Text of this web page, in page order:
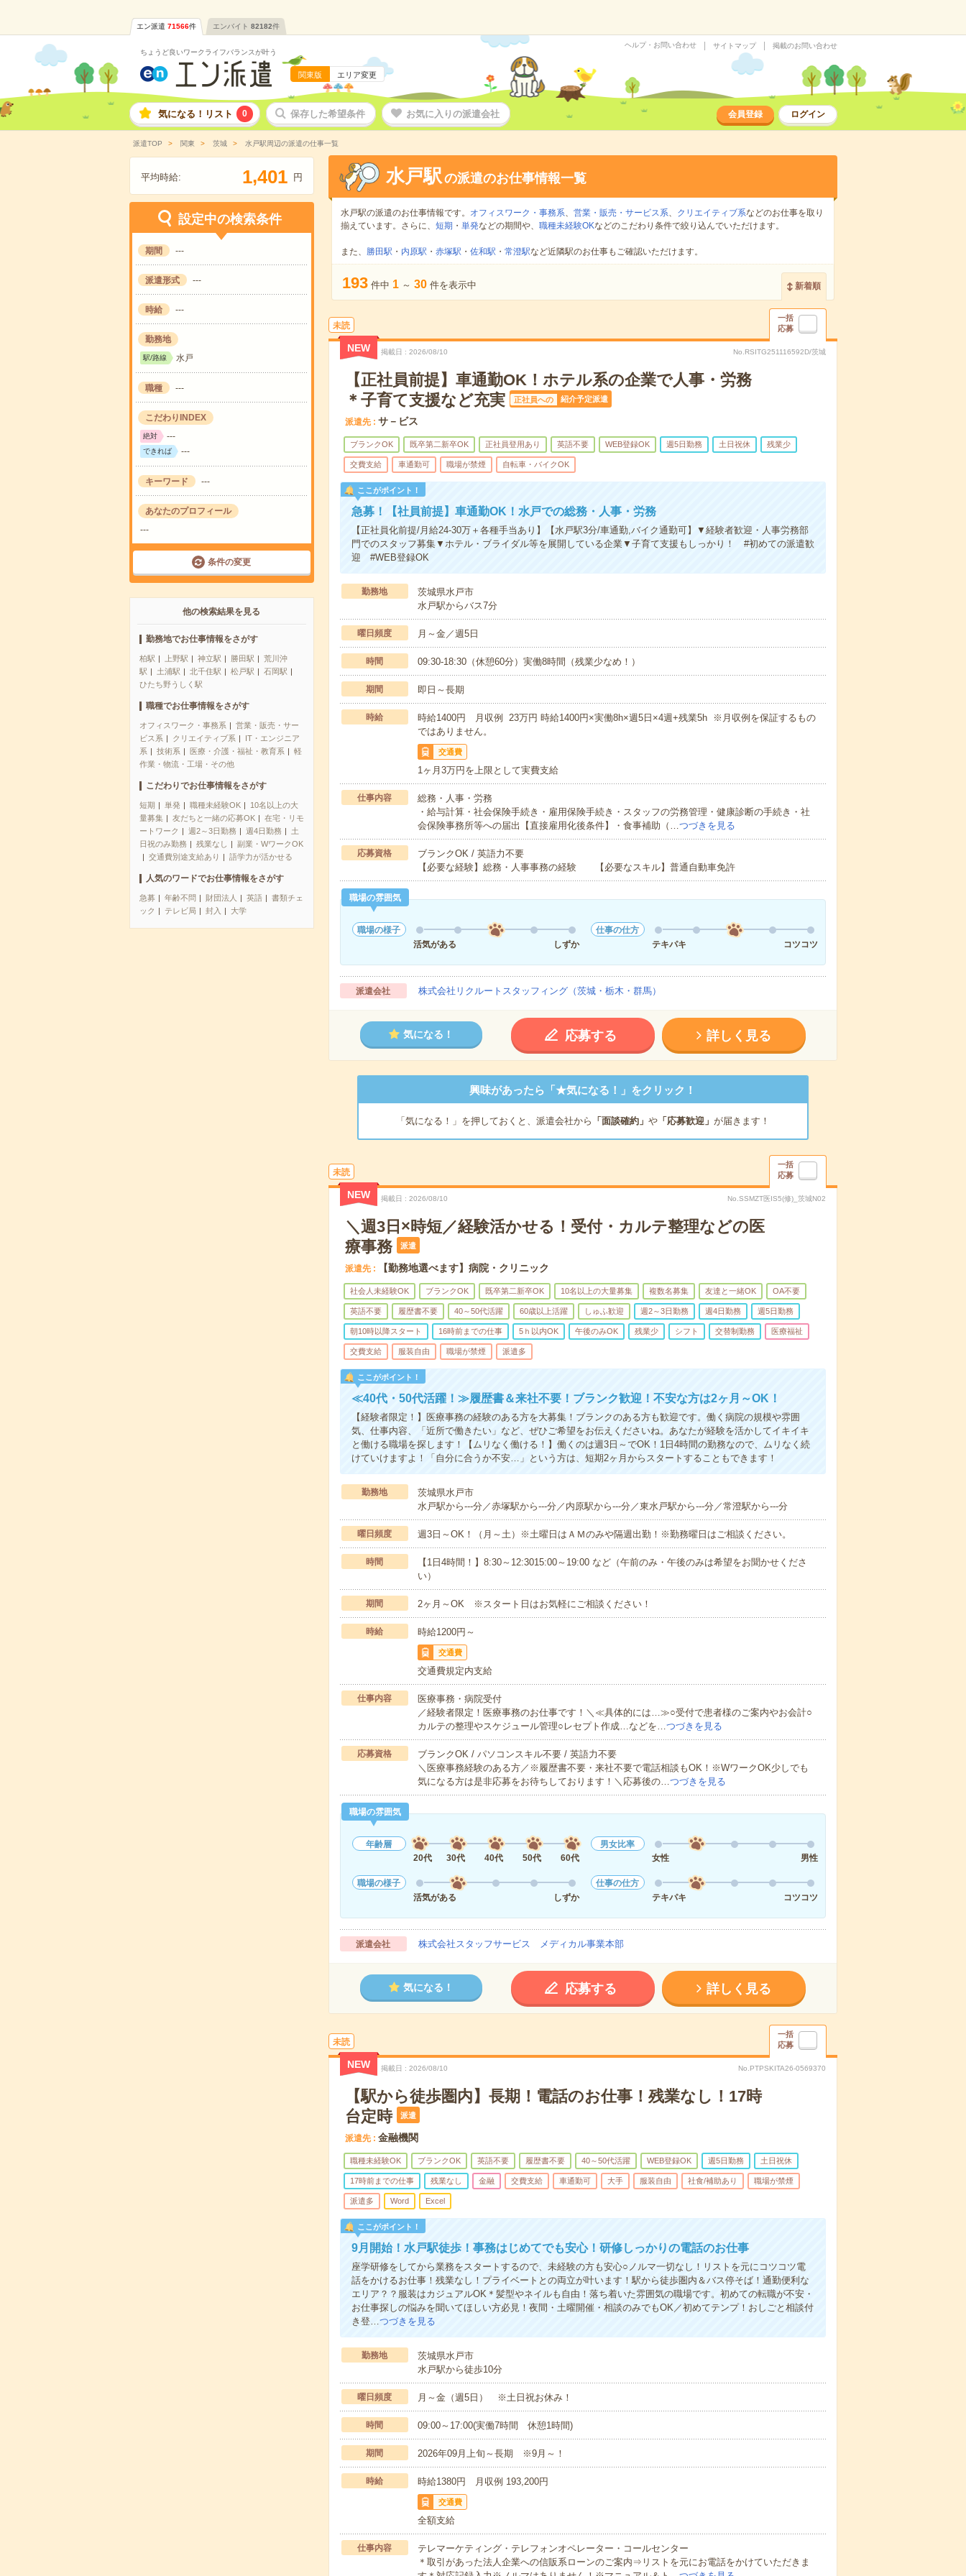
エン派遣 71566件 エンバイト 82182件
ちょうど良いワークライフバランスが叶う
関東版 エリア変更
ヘルプ・お問い合わせ サイトマップ 掲載のお問い合わせ
気になる！リスト 0 保存した希望条件 お気に入りの派遣会社 会員登録 ログイン
派遣TOP 関東 茨城 水戸駅周辺の派遣の仕事一覧
平均時給: 1,401 円
設定中の検索条件
期間 ---
派遣形式 ---
時給 ---
勤務地
駅/路線 水戸
職種 ---
こだわりINDEX
絶対 ---
できれば ---
キーワード ---
あなたのプロフィール
---
条件の変更
他の検索結果を見る
勤務地でお仕事情報をさがす
柏駅 上野駅 神立駅 勝田駅
荒川沖
駅
土浦駅 北千住駅 松戸駅
石岡駅
ひたち野うしく駅
職種でお仕事情報をさがす
オフィスワーク・事務系
営業・販売・サー
ビス系
クリエイティブ系
IT・エンジニア
系
技術系 医療・介護・福祉・教育系
軽
作業・物流・工場・その他
こだわりでお仕事情報をさがす
短期 単発 職種未経験OK
10名以上の大
量募集
友だちと一緒の応募OK
在宅・リモ
ートワーク
週2～3日勤務 週4日勤務
土
日祝のみ勤務
残業なし
副業・WワークOK
交通費別途支給あり
語学力が活かせる
人気のワードでお仕事情報をさがす
急募 年齢不問 財団法人 英語
書類チェ
ック
テレビ局 封入 大学
水戸駅の派遣のお仕事情報一覧
水戸駅の派遣のお仕事情報です。 オフィスワーク・事務系、 営業・販売・サービス系、 クリエイティブ系などのお仕事を取り
揃えています。さらに、 短期 ・ 単発などの期間や、 職種未経験OKなどのこだわり条件で絞り込んでいただけます。
また、 勝田駅 ・ 内原駅 ・ 赤塚駅 ・ 佐和駅 ・ 常澄駅など近隣駅のお仕事もご確認いただけます。
193 件中 1 ～ 30 件を表示中 新着順
未読
一括
応募
NEW 掲載日 2026/08/10 No.RSITG251116592D/茨城
【正社員前提】車通勤OK！ホテル系の企業で人事・労務
＊子育て支援など充実
正社員への 紹介予定派遣
派遣先 サ－ビス
ブランクOK 既卒第二新卒OK 正社員登用あり 英語不要 WEB登録OK 週5日勤務 土日祝休 残業少
交費支給 車通勤可 職場が禁煙 自転車・バイクOK
ここがポイント！
急募！【社員前提】車通勤OK！水戸での総務・人事・労務
【正社員化前提/月給24-30万＋各種手当あり】【水戸駅3分/車通勤,バイク通勤可】▼経験者歓迎・人事労務部
門でのスタッフ募集▼ホテル・ブライダル等を展開している企業▼子育て支援もしっかり！ #初めての派遣歓
迎 #WEB登録OK
勤務地
茨城県水戸市
水戸駅からバス7分
曜日頻度 月～金／週5日
時間 09:30-18:30（休憩60分）実働8時間（残業少なめ！）
期間 即日～長期
時給
時給1400円 月収例 23万円 時給1400円×実働8h×週5日×4週+残業5h ※月収例を保証するもの
ではありません。
交通費
1ヶ月3万円を上限として実費支給
仕事内容
総務・人事・労務
・給与計算・社会保険手続き・雇用保険手続き・スタッフの労務管理・健康診断の手続き・社
会保険事務所等への届出【直接雇用化後条件】・食事補助（…つづきを見る
応募資格
ブランクOK / 英語力不要
【必要な経験】総務・人事事務の経験 【必要なスキル】普通自動車免許
職場の雰囲気
職場の様子
活気がある
しずか
仕事の仕方
テキパキ
コツコツ
派遣会社 株式会社リクルートスタッフィング（茨城・栃木・群馬）
気になる！ 応募する 詳しく見る
興味があったら「★気になる！」をクリック！
「気になる！」を押しておくと、派遣会社から 「面談確約」 や「応募歓迎」 が届きます！
未読
一括
応募
NEW 掲載日 2026/08/10 No.SSMZT医IS5(修)_茨城N02
＼週3日×時短／経験活かせる！受付・カルテ整理などの医
療事務
派遣
派遣先 【勤務地選べます】病院・クリニック
社会人未経験OK ブランクOK 既卒第二新卒OK 10名以上の大量募集 複数名募集 友達と一緒OK OA不要
英語不要 履歴書不要 40～50代活躍 60歳以上活躍 しゅふ歓迎 週2～3日勤務 週4日勤務 週5日勤務
朝10時以降スタート 16時前までの仕事 5ｈ以内OK 午後のみOK 残業少 シフト 交替制勤務 医療福祉
交費支給 服装自由 職場が禁煙 派遣多
ここがポイント！
≪40代・50代活躍！≫履歴書＆来社不要！ブランク歓迎！不安な方は2ヶ月～OK！
【経験者限定！】医療事務の経験のある方を大募集！ブランクのある方も歓迎です。働く病院の規模や雰囲
気、仕事内容、「近所で働きたい」など、ぜひご希望をお伝えくださいね。あなたが経験を活かしてイキイキ
と働ける職場を探します！【ムリなく働ける！】働くのは週3日～でOK！1日4時間の勤務なので、ムリなく続
けていけますよ！「自分に合うか不安…」という方は、短期2ヶ月からスタートすることもできます！
勤務地
茨城県水戸市
水戸駅から---分／赤塚駅から---分／内原駅から---分／東水戸駅から---分／常澄駅から---分
曜日頻度 週3日～OK！（月～土）※土曜日はＡＭのみや隔週出勤！※勤務曜日はご相談ください。
時間
【1日4時間！】8:30～12:3015:00～19:00 など（午前のみ・午後のみは希望をお聞かせくださ
い）
期間 2ヶ月～OK ※スタート日はお気軽にご相談ください！
時給 時給1200円～
交通費
交通費規定内支給
仕事内容
医療事務・病院受付
／経験者限定！医療事務のお仕事です！＼≪具体的には…≫○受付で患者様のご案内やお会計○
カルテの整理やスケジュール管理○レセプト作成…などを… つづきを見る
応募資格
ブランクOK / パソコンスキル不要 / 英語力不要
＼医療事務経験のある方／※履歴書不要・来社不要で電話相談もOK！※WワークOK少しでも
気になる方は是非応募をお待ちしております！＼応募後の… つづきを見る
職場の雰囲気
年齢層
20代
30代 40代 50代 60代
男女比率
女性
男性
職場の様子
活気がある
しずか
仕事の仕方
テキパキ
コツコツ
派遣会社 株式会社スタッフサービス メディカル事業本部
気になる！ 応募する 詳しく見る
未読
一括
応募
NEW 掲載日 2026/08/10 No.PTPSKITA26-0569370
【駅から徒歩圏内】長期！電話のお仕事！残業なし！17時
台定時
派遣
派遣先 金融機関
職種未経験OK ブランクOK 英語不要 履歴書不要 40～50代活躍 WEB登録OK 週5日勤務 土日祝休
17時前までの仕事 残業なし 金融 交費支給 車通勤可 大手 服装自由 社食/補助あり 職場が禁煙
派遣多 Word Excel
ここがポイント！
9月開始！水戸駅徒歩！事務はじめてでも安心！研修しっかりの電話のお仕事
座学研修をしてから業務をスタートするので、未経験の方も安心○ノルマ一切なし！リストを元にコツコツ電
話をかけるお仕事！残業なし！プライベートとの両立が叶います！駅から徒歩圏内＆バス停そば！通勤便利な
エリア？？服装はカジュアルOK＊髪型やネイルも自由！落ち着いた雰囲気の職場です。初めての転職が不安・
お仕事探しの悩みを聞いてほしい方必見！夜間・土曜開催・相談のみでもOK／初めてテンプ！おしごと相談付
き登… つづきを見る
勤務地
茨城県水戸市
水戸駅から徒歩10分
曜日頻度 月～金（週5日） ※土日祝お休み！
時間 09:00～17:00(実働7時間 休憩1時間)
期間 2026年09月上旬～長期 ※9月～！
時給 時給1380円 月収例 193,200円
交通費
全額支給
仕事内容
テレマーケティング・テレフォンオペレーター・コールセンター
＊取引があった法人企業への信販系ローンのご案内⇒リストを元にお電話をかけていただきま